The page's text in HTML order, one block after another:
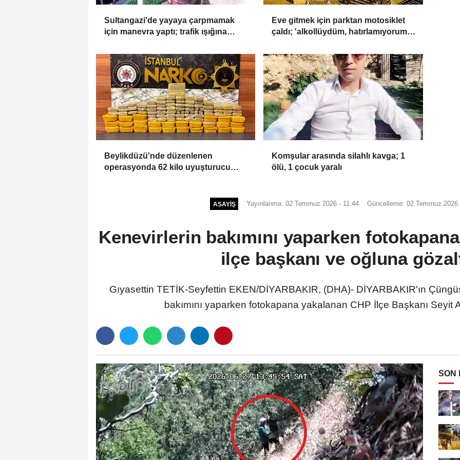
Sultangazi'de yayaya çarpmamak
için manevra yaptı; trafik ışığına
Eve gitmek için parktan motosiklet
çaldı; 'alkollüydüm, hatırlamıyorum'
Beylikdüzü'nde düzenlenen
operasyonda 62 kilo uyuşturucu
Komşular arasında silahlı kavga; 1
ölü, 1 çocuk yaralı
ASAYIŞ Yayınlanma: 02 Temmuz 2026 - 11:44 Güncelleme: 02 Temmuz 2026
Kenevirlerin bakımını yaparken
ilçe başkanı ve oğluna
Gıyasettin TETİK-Seyfettin EKEN/DİYARBAKIR, (DHA)- DİYARBAKIR'ın
bakımını yaparken fotokapana yakalanan CHP İlçe Başkanı Seyit
SON